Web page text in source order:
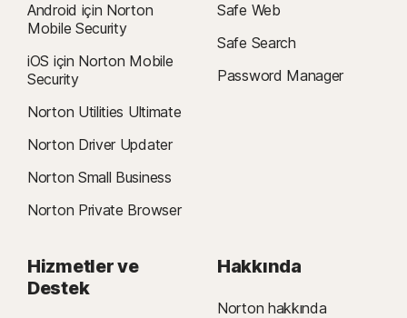
Android için Norton
Mobile Security
iOS için Norton Mobile
Security
Norton Utilities Ultimate
Norton Driver Updater
Norton Small Business
Norton Private Browser
Safe Web
Safe Search
Password Manager
Hizmetler ve
Destek
Hakkında
Norton hakkında